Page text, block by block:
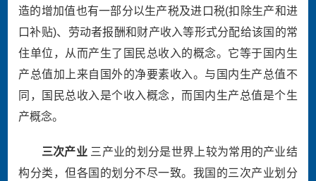
造的增加值也有一部分以生产税及进口税(扣除生产和进
口补贴)、劳动者报酬和财产收入等形式分配给该国的常
住单位，从而产生了国民总收入的概念。它等于国内生
产总值加上来自国外的净要素收入。与国内生产总值不
同，国民总收入是个收入概念，而国内生产总值是个生
产概念。
三次产业 三产业的划分是世界上较为常用的产业结
构分类，但各国的划分不尽一致。我国的三次产业划分